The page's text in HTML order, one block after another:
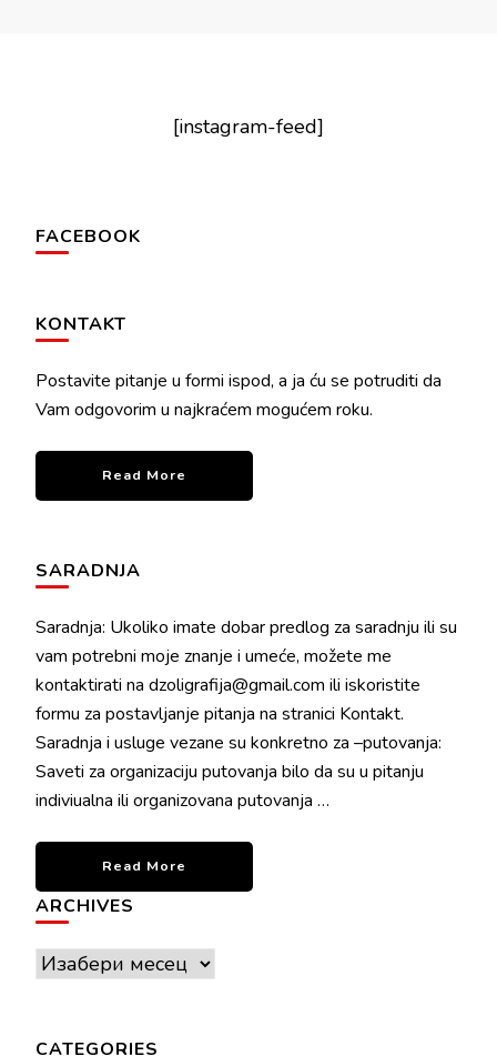
[instagram-feed]
FACEBOOK
KONTAKT
Postavite pitanje u formi ispod, a ja ću se potruditi da
Vam odgovorim u najkraćem mogućem roku.
Read More
SARADNJA
Saradnja: Ukoliko imate dobar predlog za saradnju ili su
vam potrebni moje znanje i umeće, možete me
kontaktirati na dzoligrafija@gmail.com ili iskoristite
formu za postavljanje pitanja na stranici Kontakt.
Saradnja i usluge vezane su konkretno za –putovanja:
Saveti za organizaciju putovanja bilo da su u pitanju
indiviualna ili organizovana putovanja …
Read More
ARCHIVES
Archives
CATEGORIES